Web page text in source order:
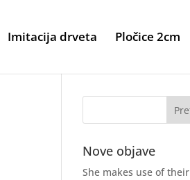
Imitacija drveta Pločice 2cm
Nove objave
She makes use of their